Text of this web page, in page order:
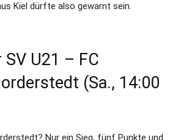
Kiel dürfte also gewarnt sein.
U21 – FC
(Sa., 14:00
Nur ein Sieg, fünf Punkte und